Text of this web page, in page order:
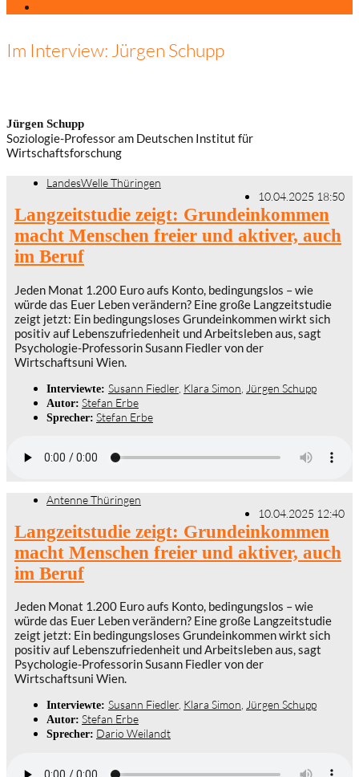
Im Interview: Jürgen Schupp
Jürgen Schupp
Soziologie-Professor am Deutschen Institut für
Wirtschaftsforschung
LandesWelle Thüringen
10.04.2025 18:50
Langzeitstudie zeigt: Grundeinkommen
macht Menschen freier und aktiver, auch
im Beruf
Jeden Monat 1.200 Euro aufs Konto, bedingungslos – wie
würde das Euer Leben verändern? Eine große Langzeitstudie
zeigt jetzt: Ein bedingungsloses Grundeinkommen wirkt sich
positiv auf Lebenszufriedenheit und Arbeitsleben aus, sagt
Psychologie-Professorin Susann Fiedler von der
Wirtschaftsuni Wien.
Interviewte: Susann Fiedler Klara Simon Jürgen Schupp
Autor: Stefan Erbe
Sprecher: Stefan Erbe
Antenne Thüringen
10.04.2025 12:40
Langzeitstudie zeigt: Grundeinkommen
macht Menschen freier und aktiver, auch
im Beruf
Jeden Monat 1.200 Euro aufs Konto, bedingungslos – wie
würde das Euer Leben verändern? Eine große Langzeitstudie
zeigt jetzt: Ein bedingungsloses Grundeinkommen wirkt sich
positiv auf Lebenszufriedenheit und Arbeitsleben aus, sagt
Psychologie-Professorin Susann Fiedler von der
Wirtschaftsuni Wien.
Interviewte: Susann Fiedler Klara Simon Jürgen Schupp
Autor: Stefan Erbe
Sprecher: Dario Weilandt